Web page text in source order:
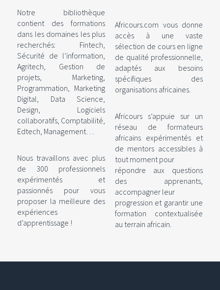
Notre bibliothèque
contient des formations
dans les domaines les plus
recherchés: Fintech,
Sécurité de l’information,
Agritech, Gestion de
projets, Marketing,
Programmation, Marketing
Digital, Data Science,
Design, Logiciels
collaboratifs, Comptabilité,
Edtech, Management…
Nous travaillons avec plus
de 300 professionnels
expérimentés et
passionnés pour vous
proposer la meilleure des
expériences
d’apprentissage !
Africours.com vous donne
accès à une vaste
sélection de cours en ligne
de qualité professionnelle,
adaptés aux besoins
spécifiques des
organisations africaines.
Africours s’appuie sur un
réseau de formateurs
africains expérimentés et
de mentors accessibles à
tout moment pour
répondre aux questions
des apprenants,
accompagner leur
progression et garantir une
formation contextualisée
au terrain africain.